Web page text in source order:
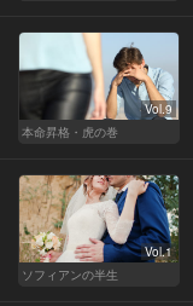
Vol.9
本命昇格・虎の巻
Vol.1
ソフィアンの半生